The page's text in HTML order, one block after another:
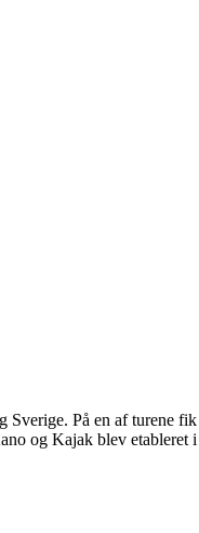
På en af turene
og Kajak blev